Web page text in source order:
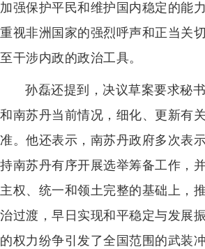
加强保护平民和维护国内稳定的能
重视非洲国家的强烈呼声和正当关
至干涉内政的政治工具。
孙磊还提到，决议草案要求秘
和南苏丹当前情况，细化、更新有
准。他还表示，南苏丹政府多次表
持南苏丹有序开展选举筹备工作，
主权、统一和领土完整的基础上，
治过渡，早日实现和平稳定与发展
的权力纷争引发了全国范围的武装